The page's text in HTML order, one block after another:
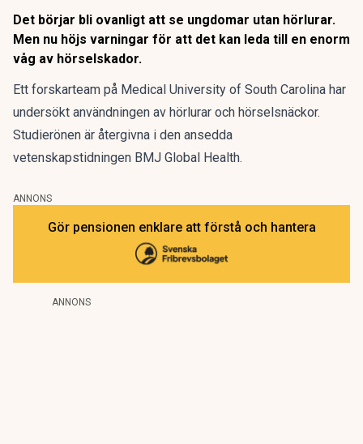
Det börjar bli ovanligt att se ungdomar utan hörlurar.
Men nu höjs varningar för att det kan leda till en enorm
våg av hörselskador.
Ett forskarteam på Medical University of South Carolina har
undersökt användningen av hörlurar och hörselsnäckor.
Studierönen är återgivna i den ansedda
vetenskapstidningen BMJ Global Health.
ANNONS
Gör pensionen enklare att förstå och hantera
ANNONS